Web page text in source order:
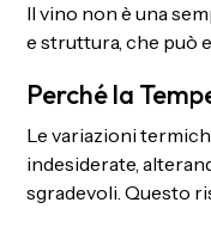
Il vino non è una
e struttura, che può
Perché la
Le variazioni
indesiderate,
sgradevoli. Questo